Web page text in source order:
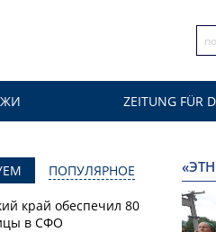
ZEITUNG FÜR
ПОПУЛЯРНОЕ
край обеспечил 80
в СФО